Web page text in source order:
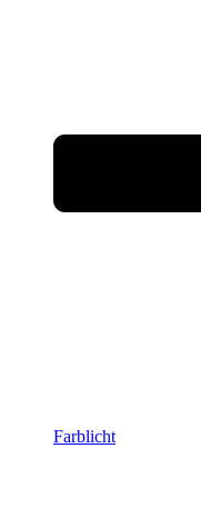
Farblicht